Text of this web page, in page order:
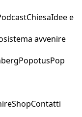
ChiesaIdee e
avvenire
PopotusPop
ShopContatti